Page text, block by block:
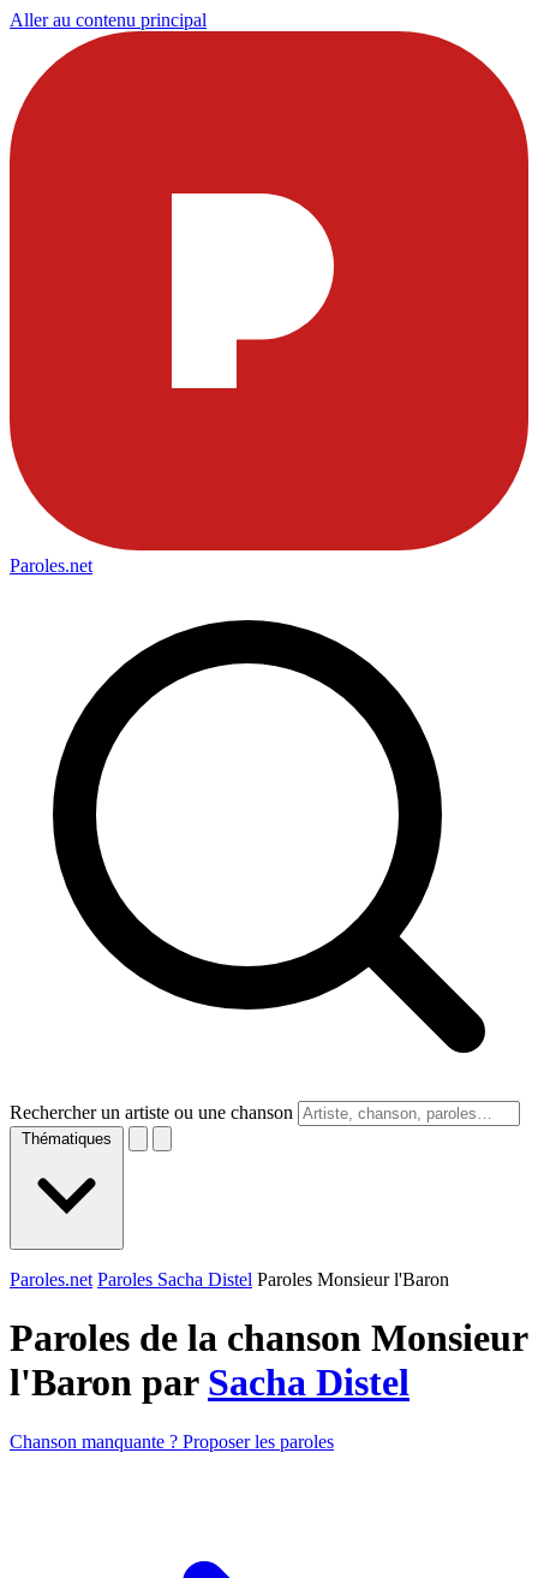
Aller au contenu principal
Paroles.net
Rechercher un artiste ou une chanson
Thématiques
Paroles.net Paroles Sacha Distel Paroles Monsieur l'Baron
Paroles de la chanson Monsieur
l'Baron par Sacha Distel
Chanson manquante ? Proposer les paroles